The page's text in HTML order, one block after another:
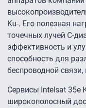
Ku-. Его полезная
точечных лучей C-
эффективность и
способность для
беспроводной
Сервисы Intelsat 35e
широкополосный